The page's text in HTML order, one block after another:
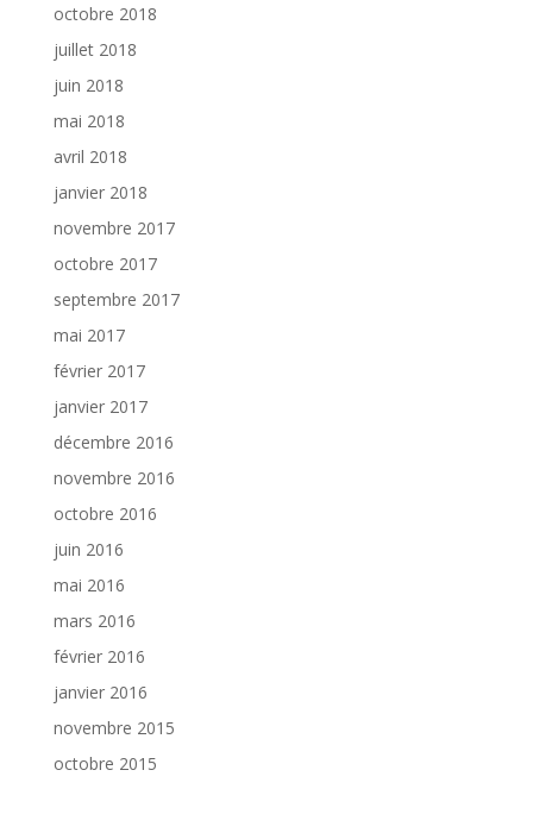
octobre 2018
juillet 2018
juin 2018
mai 2018
avril 2018
janvier 2018
novembre 2017
octobre 2017
septembre 2017
mai 2017
février 2017
janvier 2017
décembre 2016
novembre 2016
octobre 2016
juin 2016
mai 2016
mars 2016
février 2016
janvier 2016
novembre 2015
octobre 2015